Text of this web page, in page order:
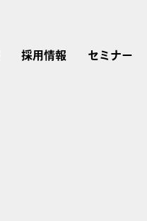
採用情報 セミナー